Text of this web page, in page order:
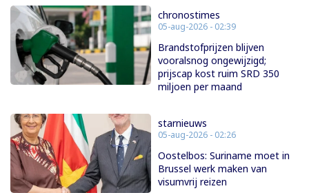
chronostimes
05-aug-2026 - 02:39
Brandstofprijzen blijven
vooralsnog ongewijzigd;
prijscap kost ruim SRD 350
miljoen per maand
starnieuws
05-aug-2026 - 02:26
Oostelbos: Suriname moet in
Brussel werk maken van
visumvrij reizen